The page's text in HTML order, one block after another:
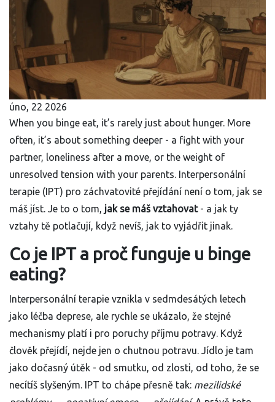
úno, 22 2026
When you binge eat, it’s rarely just about hunger. More
often, it’s about something deeper - a fight with your
partner, loneliness after a move, or the weight of
unresolved tension with your parents. Interpersonální
terapie (IPT) pro záchvatovité přejídání není o tom, jak se
máš jíst. Je to o tom, jak se máš vztahovat- a jak ty
vztahy tě potlačují, když nevíš, jak to vyjádřit jinak.
Co je IPT a proč funguje u binge
eating?
Interpersonální terapie vznikla v sedmdesátých letech
jako léčba deprese, ale rychle se ukázalo, že stejné
mechanismy platí i pro poruchy příjmu potravy. Když
člověk přejídí, nejde jen o chutnou potravu. Jídlo je tam
jako dočasný útěk - od smutku, od zlosti, od toho, že se
necítíš slyšeným. IPT to chápe přesně tak: mezilidské